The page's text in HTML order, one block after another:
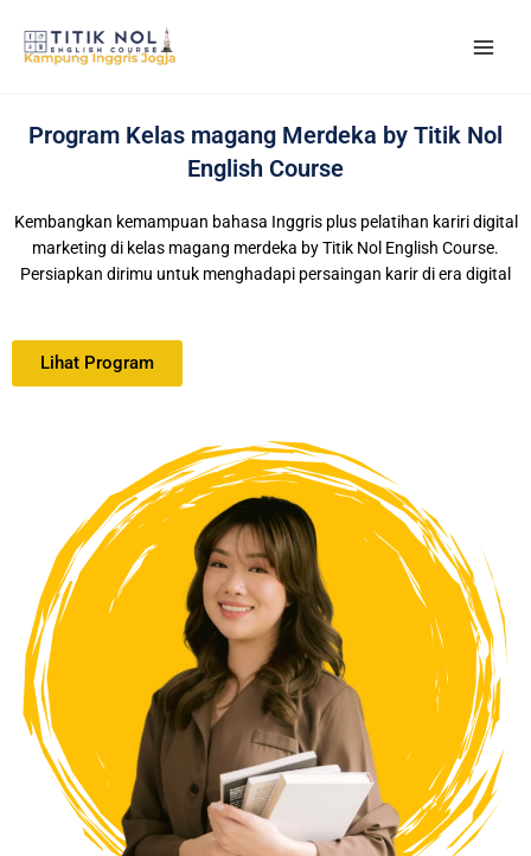
content
Program Kelas magang Merdeka by Titik Nol
English Course
Kembangkan kemampuan bahasa Inggris plus pelatihan kariri digital
marketing di kelas magang merdeka by Titik Nol English Course.
Persiapkan dirimu untuk menghadapi persaingan karir di era digital
Lihat Program